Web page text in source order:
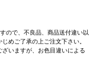
ので、不良品、商品送付違い以
めご了承の上ご注文下さい。
いますが、お色目違いによる